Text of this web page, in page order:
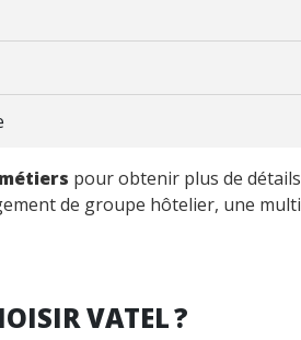
pour obtenir plus de
de groupe hôtelier, une
VATEL ?